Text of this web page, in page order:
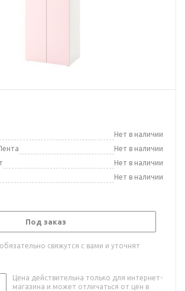
Нет в наличии
Нет в наличии
Нет в наличии
Нет в наличии
Под заказ
свяжутся с вами и уточнят
Цена действительна только для интернет-
магазина и может отличаться от цен в